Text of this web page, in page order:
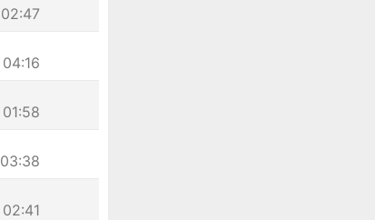
02:47
04:16
01:58
03:38
02:41